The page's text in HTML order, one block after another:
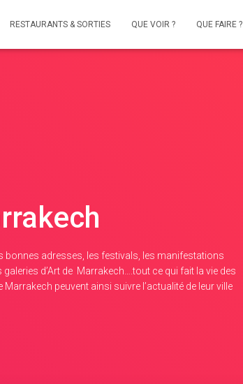
RESTAURANTS & SORTIES QUE VOIR ? QUE FAIRE ?
bonnes adresses, les festivals, les manifestations
d’Art de Marrakech….tout ce qui fait la vie des
peuvent ainsi suivre l’actualité de leur ville